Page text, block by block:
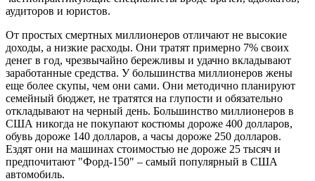
аудиторов и юристов.
От простых смертных миллионеров отличают не высокие
доходы, а низкие расходы. Они тратят примерно 7% своих
денег в год, чрезвычайно бережливы и удачно вкладывают
заработанные средства. У большинства миллионеров жены
еще более скупы, чем они сами. Они методично планируют
семейный бюджет, не тратятся на глупости и обязательно
откладывают на черный день. Большинство миллионеров в
США никогда не покупают костюмы дороже 400 долларов,
обувь дороже 140 долларов, а часы дороже 250 долларов.
Ездят они на машинах стоимостью не дороже 25 тысяч и
предпочитают "Форд-150" – самый популярный в США
автомобиль.